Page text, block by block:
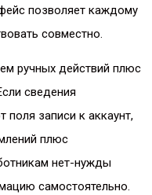
позволяет каждому
совместно.
ручных действий плюс
сведения
поля записи к аккаунт,
плюс
нет-нужды
самостоятельно.